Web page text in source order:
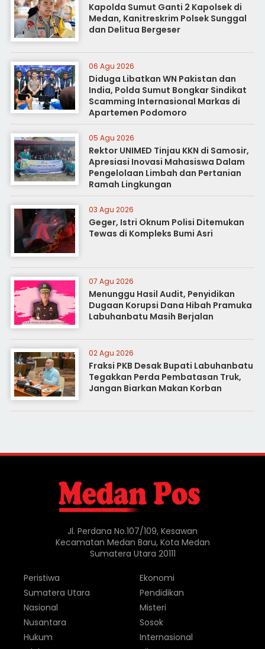
Kapolda Sumut Ganti 2 Kapolsek di
Medan, Kanitreskrim Polsek Sunggal
dan Delitua Bergeser
06 Agu 2026
Diduga Libatkan WN Pakistan dan
India, Polda Sumut Bongkar Sindikat
Scamming Internasional Markas di
Apartemen Podomoro
05 Agu 2026
Rektor UNIMED Tinjau KKN di Samosir,
Apresiasi Inovasi Mahasiswa Dalam
Pengelolaan Limbah dan Pertanian
Ramah Lingkungan
03 Agu 2026
Geger, Istri Oknum Polisi Ditemukan
Tewas di Kompleks Bumi Asri
07 Agu 2026
Menunggu Hasil Audit, Penyidikan
Dugaan Korupsi Dana Hibah Pramuka
Labuhanbatu Masih Berjalan
02 Agu 2026
Fraksi PKB Desak Bupati Labuhanbatu
Tegakkan Perda Pembatasan Truk,
Jangan Biarkan Makan Korban
Jl. Perdana No.107/109, Kesawan
Kecamatan Medan Baru, Kota Medan
Sumatera Utara 20111
Peristiwa
Sumatera Utara
Nasional
Nusantara
Hukum
Ekonomi
Pendidikan
Misteri
Sosok
Internasional